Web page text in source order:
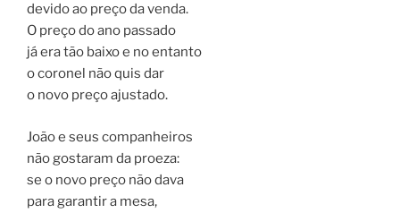
devido ao preço da venda.
O preço do ano passado
já era tão baixo e no entanto
o coronel não quis dar
o novo preço ajustado.
João e seus companheiros
não gostaram da proeza:
se o novo preço não dava
para garantir a mesa,